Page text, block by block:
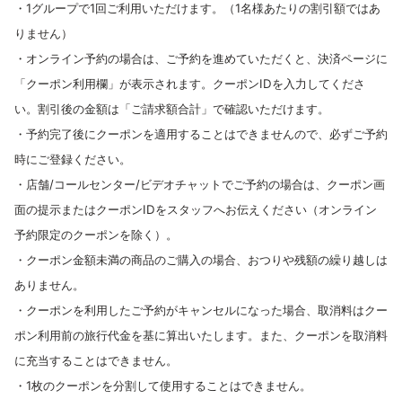
・1グループで1回ご利用いただけます。（1名様あたりの割引額ではあ
りません）
・オンライン予約の場合は、ご予約を進めていただくと、決済ページに
「クーポン利用欄」が表示されます。クーポンIDを入力してくださ
い。割引後の金額は「ご請求額合計」で確認いただけます。
・予約完了後にクーポンを適用することはできませんので、必ずご予約
時にご登録ください。
・店舗/コールセンター/ビデオチャットでご予約の場合は、クーポン画
面の提示またはクーポンIDをスタッフへお伝えください（オンライン
予約限定のクーポンを除く）。
・クーポン金額未満の商品のご購入の場合、おつりや残額の繰り越しは
ありません。
・クーポンを利用したご予約がキャンセルになった場合、取消料はクー
ポン利用前の旅行代金を基に算出いたします。また、クーポンを取消料
に充当することはできません。
・1枚のクーポンを分割して使用することはできません。